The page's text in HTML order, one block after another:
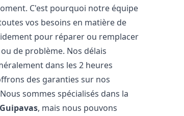
C'est pourquoi notre équipe
vos besoins en matière de
pour réparer ou remplacer
de problème. Nos délais
dans les 2 heures
des garanties sur nos
sommes spécialisés dans la
Guipavas, mais nous pouvons